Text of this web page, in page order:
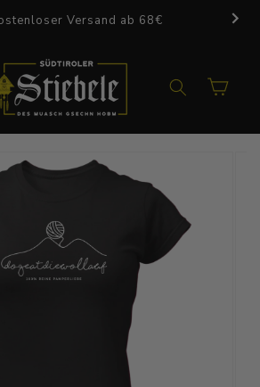
Versand ab 68€
Warenkorb